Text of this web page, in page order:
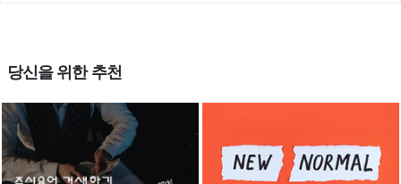
당신을 위한 추천